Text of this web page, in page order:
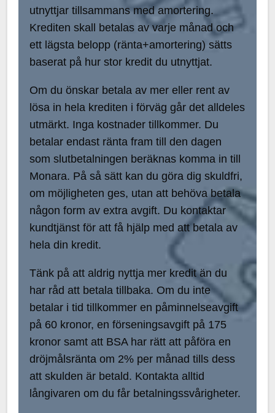
utnyttjar tillsammans med amortering.
Krediten skall betalas av varje månad och
ett lägsta belopp (ränta+amortering) sätts
baserat på hur stor kredit du utnyttjat.
Om du önskar betala av mer eller rent av
lösa in hela krediten i förväg går det alldeles
utmärkt. Inga kostnader tillkommer. Du
betalar endast ränta fram till den dagen
som slutbetalningen beräknas komma in till
Monara. På så sätt kan du göra dig skuldfri,
om möjligheten ges, utan att behöva betala
någon form av extra avgift. Du kontaktar
kundtjänst för att få hjälp med att betala av
hela din kredit.
Tänk på att aldrig nyttja mer kredit än du
har råd att betala tillbaka. Om du inte
betalar i tid tillkommer en påminnelseavgift
på 60 kronor, en förseningsavgift på 175
kronor samt att BSA har rätt att påföra en
dröjmålsränta om 2% per månad tills dess
att skulden är betald. Kontakta alltid
långivaren om du får betalningssvårigheter.